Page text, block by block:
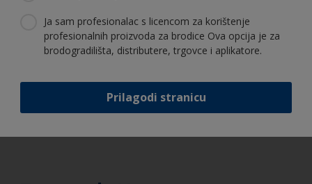
Što je osmoza?
1 / 6
Ja sam profesionalac s licencom za korištenje
profesionalnih proizvoda za brodice Ova opcija je za
brodogradilišta, distributere, trgovce i aplikatore.
Prilagodi stranicu